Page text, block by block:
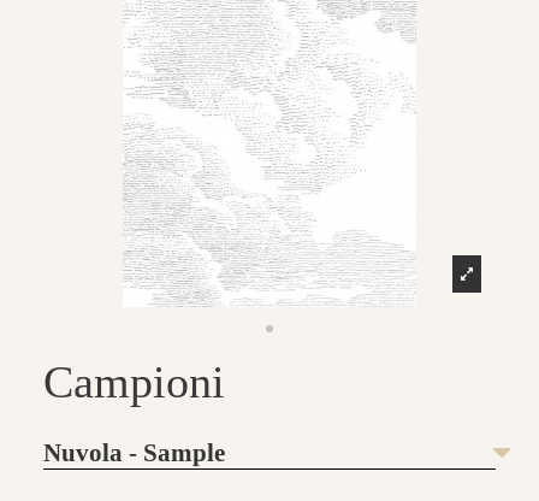
Campioni
Nuvola - Sample